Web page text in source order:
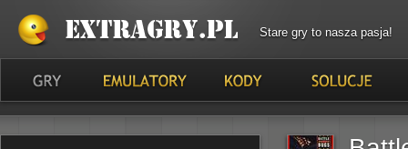
Stare gry to nasza pasja!